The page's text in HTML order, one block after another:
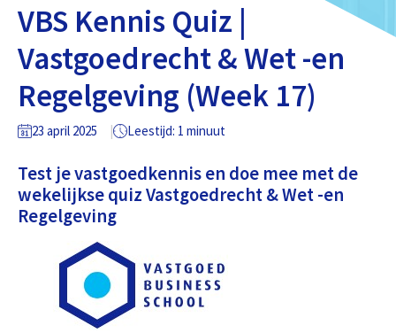
VBS Kennis Quiz |
Vastgoedrecht & Wet -en
Regelgeving (Week 17)
23 april 2025 Leestijd: 1 minuut
Test je vastgoedkennis en doe mee met de
wekelijkse quiz Vastgoedrecht & Wet -en
Regelgeving